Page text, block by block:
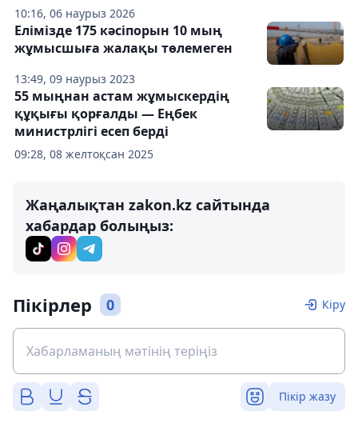
10:16, 06 наурыз 2026
13:49, 09 наурыз 2023
Елімізде 175 кәсіпорын 10 мың
жұмысшыға жалақы төлемеген
09:28, 08 желтоқсан 2025
55 мыңнан астам жұмыскердің
құқығы қорғалды — Еңбек
министрлігі есеп берді
Жаңалықтан zakon.kz сайтында
хабардар болыңыз:
Пікірлер 0 Кіру
Пікір жазу